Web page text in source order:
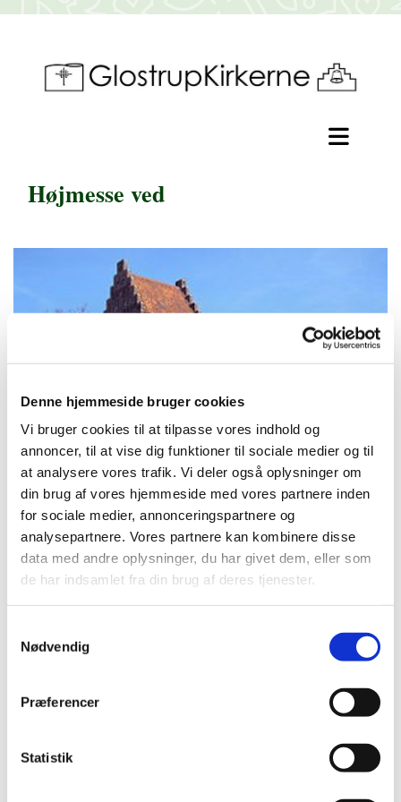
Denne hjemmeside bruger cookies
Vi bruger cookies til at tilpasse vores indhold og
annoncer, til at vise dig funktioner til sociale medier og til
at analysere vores trafik. Vi deler også oplysninger om
din brug af vores hjemmeside med vores partnere inden
for sociale medier, annonceringspartnere og
analysepartnere. Vores partnere kan kombinere disse
data med andre oplysninger, du har givet dem, eller som
de har indsamlet fra din brug af deres tjenester.
Nødvendig
Præferencer
Statistik
Højmesse ved
Søndag 7. februar 2027, kl. 10:30
Glostrup Kirke, Dommervangen 2, 2600